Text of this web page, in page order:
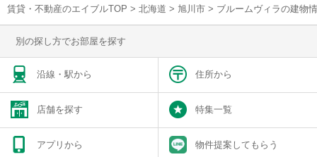
賃貸・不動産のエイブルTOP > 北海道 > 旭川市 > ブルームヴィラの建物
別の探し方でお部屋を探す
沿線・駅から 住所から
店舗を探す 特集一覧
アプリから 物件提案してもらう